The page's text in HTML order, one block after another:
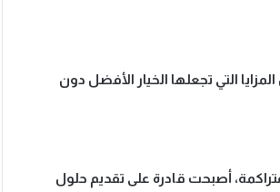
التي تجعلها الخيار الأفضل دون
أصبحت قادرة على تقديم حلول